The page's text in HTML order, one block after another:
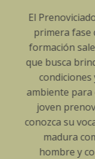
es la
fase de la
salesiana
brindar las
y el
para que el
vocación y
como
y como